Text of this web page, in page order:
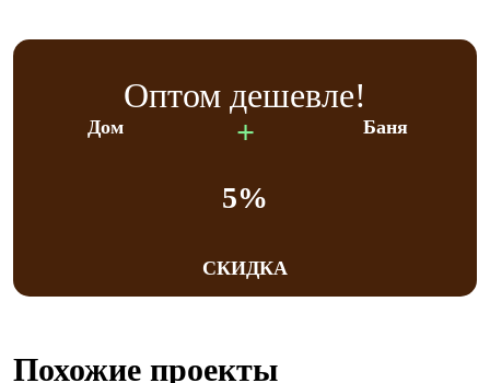
Оптом дешевле!
Дом +
5%
СКИДКА
Баня
Похожие проекты